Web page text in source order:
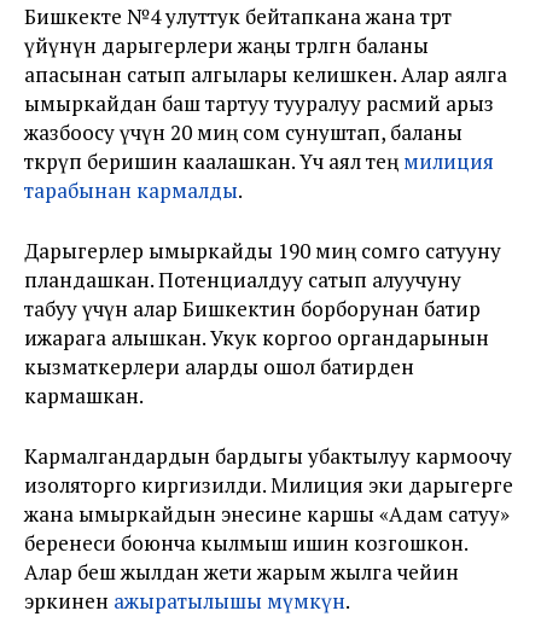
Бишкекте №4 улуттук бейтапкана жана төрөт
үйүнүн дарыгерлери жаңы төрөлгөн баланы
апасынан сатып алгылары келишкен. Алар аялга
ымыркайдан баш тартуу тууралуу расмий арыз
жазбоосу үчүн 20 миң сом сунуштап, баланы
өткөрүп беришин каалашкан. Үч аял тең милиция
тарабынан кармалды.
Дарыгерлер ымыркайды 190 миң сомго сатууну
пландашкан. Потенциалдуу сатып алуучуну
табуу үчүн алар Бишкектин борборунан батир
ижарага алышкан. Укук коргоо органдарынын
кызматкерлери аларды ошол батирден
кармашкан.
Кармалгандардын бардыгы убактылуу кармоочу
изоляторго киргизилди. Милиция эки дарыгерге
жана ымыркайдын энесине каршы «Адам сатуу»
беренеси боюнча кылмыш ишин козгошкон.
Алар беш жылдан жети жарым жылга чейин
эркинен ажыратылышы мүмкүн.